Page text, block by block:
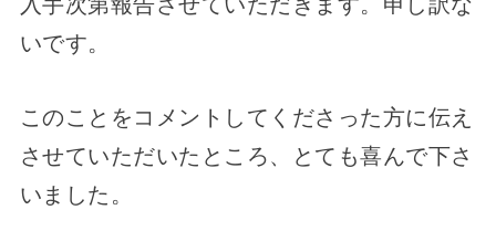
いです。
このことをコメントしてくださった方に伝え
させていただいたところ、とても喜んで下さ
いました。